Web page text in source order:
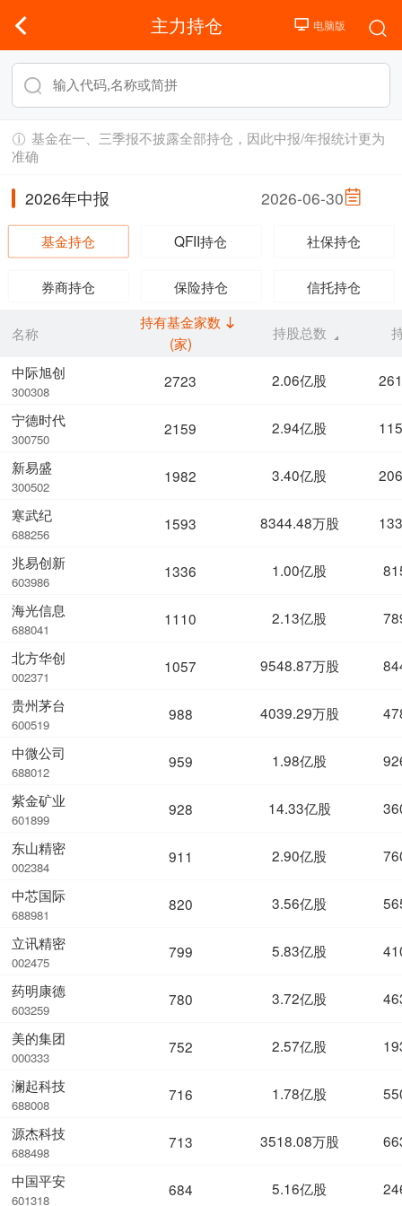
主力持仓
基金在一、三季报不披露全部持仓，因此中报/年报统计更为
准确
2026年中报 2026-06-30
基金持仓 QFII持仓 社保持仓
券商持仓 保险持仓 信托持仓
名称
中际旭创
300308
宁德时代
300750
新易盛
300502
寒武纪
688256
兆易创新
603986
海光信息
688041
北方华创
002371
贵州茅台
600519
中微公司
688012
紫金矿业
601899
东山精密
002384
中芯国际
688981
立讯精密
002475
药明康德
603259
美的集团
000333
澜起科技
688008
源杰科技
688498
中国平安
601318
持有基金家数
(家)
持股总数
2723 2.06亿股
2159 2.94亿股
1982 3.40亿股
1593 8344.48万股
1336 1.00亿股
1110 2.13亿股
1057 9548.87万股
988 4039.29万股
959 1.98亿股
928 14.33亿股
911 2.90亿股
820 3.56亿股
799 5.83亿股
780 3.72亿股
752 2.57亿股
716 1.78亿股
713 3518.08万股
684 5.16亿股